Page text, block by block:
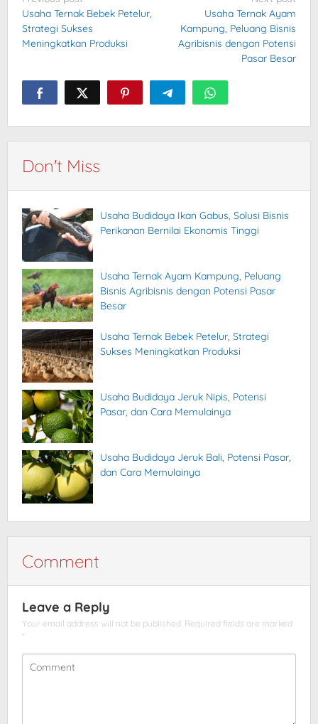
navigation
Usaha Ternak Bebek Petelur,
Strategi Sukses
Meningkatkan Produksi
Usaha Ternak Ayam
Kampung, Peluang Bisnis
Agribisnis dengan Potensi
Pasar Besar
Don't Miss
Usaha Budidaya Ikan Gabus, Solusi Bisnis
Perikanan Bernilai Ekonomis Tinggi
Usaha Ternak Ayam Kampung, Peluang
Bisnis Agribisnis dengan Potensi Pasar
Besar
Usaha Ternak Bebek Petelur, Strategi
Sukses Meningkatkan Produksi
Usaha Budidaya Jeruk Nipis, Potensi
Pasar, dan Cara Memulainya
Usaha Budidaya Jeruk Bali, Potensi Pasar,
dan Cara Memulainya
Comment
Leave a Reply
Your email address will not be published. Required fields are marked
*